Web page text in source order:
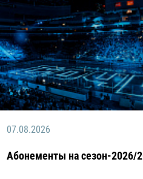
07.08.2026
Абонементы на сезон-2026/